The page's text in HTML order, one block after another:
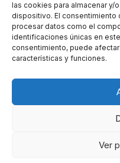
las cookies para almacenar y/
dispositivo. El
procesar datos como el
identificaciones únicas en
consentimiento, puede
características y funciones.
Ver
© Copyright